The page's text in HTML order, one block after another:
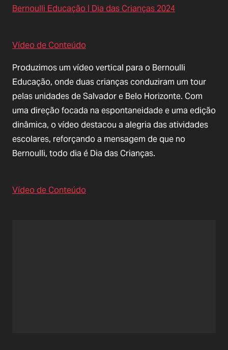
Bernoulli Educação | Dia das Crianças 2024
Vídeo de Conteúdo
Produzimos um vídeo vertical para o Bernoulli
Educação, onde duas crianças conduziram um tour
pelas unidades de Salvador e Belo Horizonte. Com
uma direção focada na espontaneidade e uma edição
dinâmica, o vídeo destacou a alegria das atividades
escolares, reforçando a mensagem de que no
Bernoulli, todo dia é Dia das Crianças.
Vídeo de Conteúdo